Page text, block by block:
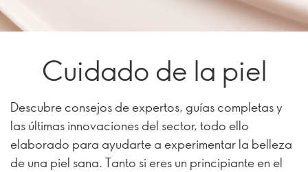
Cuidado de la piel
Descubre consejos de expertos, guías completas y
las últimas innovaciones del sector, todo ello
elaborado para ayudarte a experimentar la belleza
de una piel sana. Tanto si eres un principiante en el